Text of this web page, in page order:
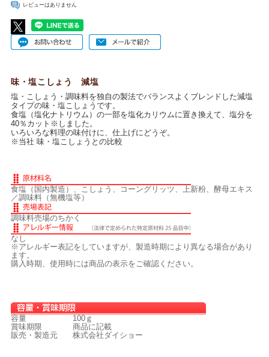
レビューはありません
味・塩こしょう 減塩
塩・こしょう・調味料を独自の製法でバランスよくブレンドした減塩
タイプの味・塩こしょうです。
食塩（塩化ナトリウム）の一部を塩化カリウムに置き換えて、塩分を
40％カット※しました。
いろいろな料理の味付けに、仕上げにどうぞ。
※当社 味・塩こしょうとの比較
食塩（国内製造）、こしょう、コーングリッツ、上新粉、酵母エキス
／調味料（無機塩等）
調味料売場のちかく
なし
※アレルギー表記をしていますが、製造時期により異なる場合があり
ます。
購入時期、使用時には商品の表示をご確認ください。
容量
100ｇ
賞味期限
商品に記載
販売・製造元
株式会社ダイショー